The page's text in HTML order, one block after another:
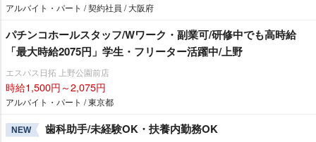
アルバイト・パート / 契約社員 / 大阪府
パチンコホールスタッフ/Wワーク・副業可/研修中でも高時給
「最大時給2075円」学生・フリーター活躍中/上野
エスパス日拓 上野公園前店
時給1,500円～2,075円
アルバイト・パート / 東京都
NEW 歯科助手/未経験OK・扶養内勤務OK